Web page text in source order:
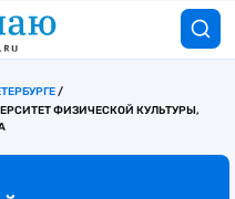
ФИЗИЧЕСКОЙ КУЛЬТУРЫ,